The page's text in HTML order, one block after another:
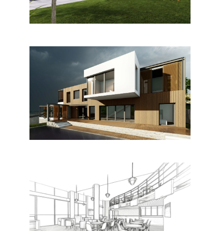
Equipements
MAISON INDIVIDUELLE NICE
Habitat
SPORT’S BAR